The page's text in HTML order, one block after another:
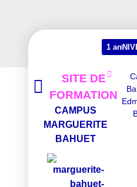
1 an
SITE DE
FORMATION
CAMPUS
MARGUERITE
BAHUET